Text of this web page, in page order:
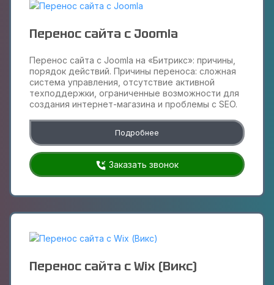
Перенос сайта с Joomla
Перенос сайта с Joomla на «Битрикс»: причины,
порядок действий. Причины переноса: сложная
система управления, отсутствие активной
техподдержки, ограниченные возможности для
создания интернет-магазина и проблемы с SEO.
Подробнее
Заказать звонок
Перенос сайта с Wix (Викс)